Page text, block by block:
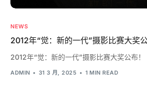
NEWS
2012年“觉：新的一代”摄影比赛大奖公
2012年“觉：新的一代”摄影比赛大奖公布
ADMIN 31 3 月, 2025 1 MIN READ